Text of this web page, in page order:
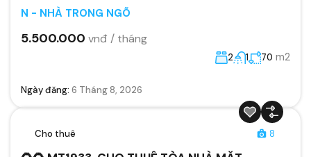
N - NHÀ TRONG NGÕ
5.500.000 vnđ / tháng
2 1 70 m2
Ngày đăng: 6 Tháng 8, 2026
Cho thuê 8